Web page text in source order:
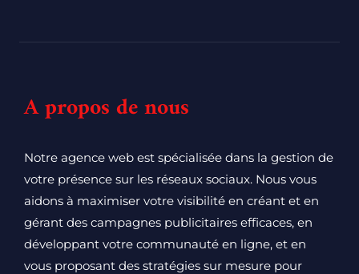
A propos de nous
Notre agence web est spécialisée dans la gestion de
votre présence sur les réseaux sociaux. Nous vous
aidons à maximiser votre visibilité en créant et en
gérant des campagnes publicitaires efficaces, en
développant votre communauté en ligne, et en
vous proposant des stratégies sur mesure pour